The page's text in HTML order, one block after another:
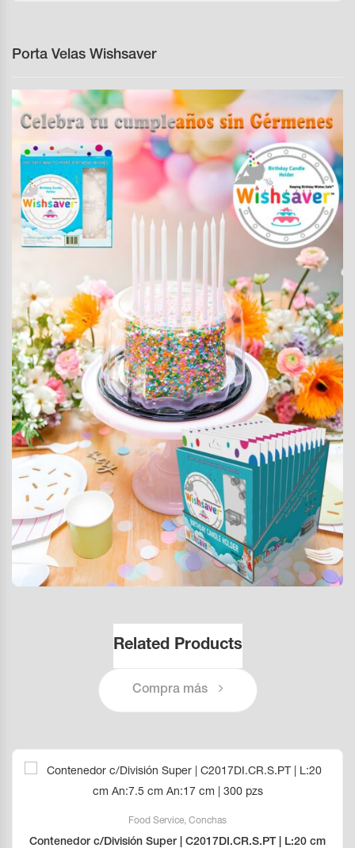
Porta Velas Wishsaver
Related Products
Compra más
Food Service, Conchas
Contenedor c/División Super | C2017DI.CR.S.PT | L:20 cm